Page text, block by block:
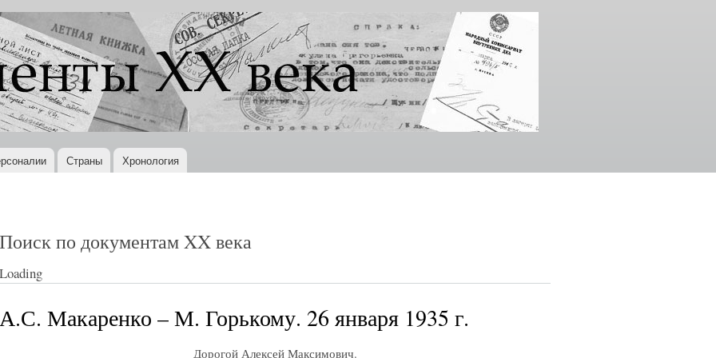
Перейти к
основному
содержанию
Страны Хронология
Поиск по документам XX века
Loading
А.С. Макаренко – М. Горькому. 26 января 1935 г.
Дорогой Алексей Максимович.